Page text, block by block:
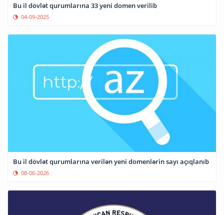
Bu il dövlət qurumlarına 33 yeni domen verilib
04-09-2025
Bu il dövlət qurumlarına verilən yeni domenlərin sayı açıqlanıb
08-06-2026